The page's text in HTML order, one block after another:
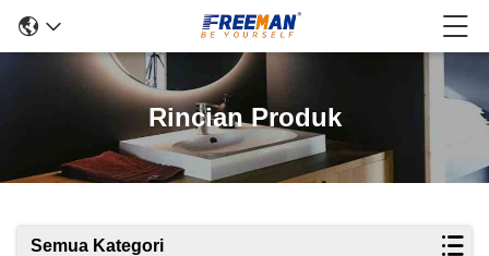
Rincian Produk
Semua Kategori